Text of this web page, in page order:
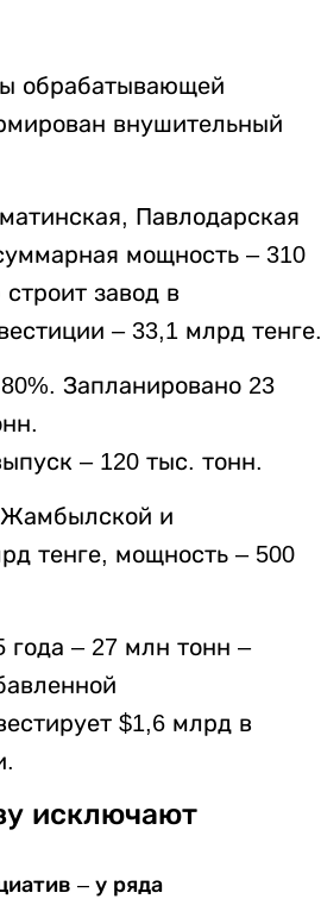
обрабатывающей
внушительный
Павлодарская
мощность – 310
завод в
– 33,1 млрд тенге.
Запланировано 23
– 120 тыс. тонн.
Жамбылской и
тенге, мощность – 500
– 27 млн тонн –
$1,6 млрд в
исключают
– у ряда